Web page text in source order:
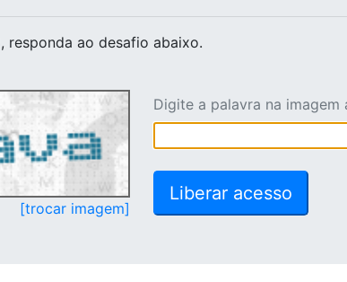
, responda ao desafio abaixo.
[trocar imagem]
Digite a palavra na